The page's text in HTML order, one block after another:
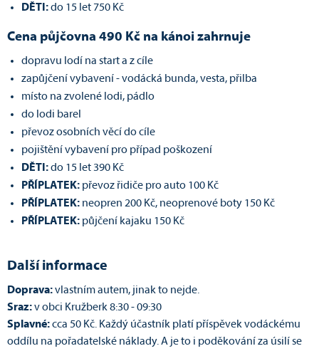
DĚTI:do 15 let 750 Kč
Cena půjčovna 490 Kč na kánoi zahrnuje
dopravu lodí na start a z cíle
zapůjčení vybavení - vodácká bunda, vesta, přilba
místo na zvolené lodi, pádlo
do lodi barel
převoz osobních věcí do cíle
pojištění vybavení pro případ poškození
DĚTI:do 15 let 390 Kč
PŘÍPLATEK: převoz řidiče pro auto 100 Kč
PŘÍPLATEK: neopren 200 Kč, neoprenové boty 150 Kč
PŘÍPLATEK: půjčení kajaku 150 Kč
Další informace
Doprava:vlastním autem, jinak to nejde.
Sraz:v obci Kružberk 8:30 - 09:30
Splavné:cca 50 Kč. Každý účastník platí příspěvek vodáckému
oddílu na pořadatelské náklady. A je to i poděkování za úsilí se